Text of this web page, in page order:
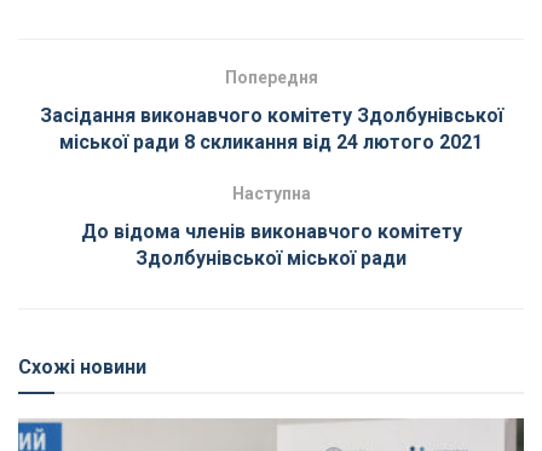
Попередня
Засідання виконавчого комітету Здолбунівської
міської ради 8 скликання від 24 лютого 2021
Наступна
До відома членів виконавчого комітету
Здолбунівської міської ради
Схожі новини